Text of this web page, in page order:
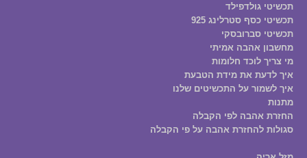
תכשיטי גולדפילד
תכשיטי כסף סטרלינג 925
תכשיטי סברובסקי
מחשבון אהבה אמיתי
מי צריך לוכד חלומות
איך לדעת את מידת הטבעת
איך לשמור על התכשיטים שלנו
מתנות
החזרת אהבה לפי הקבלה
סגולות להחזרת אהבה על פי הקבלה